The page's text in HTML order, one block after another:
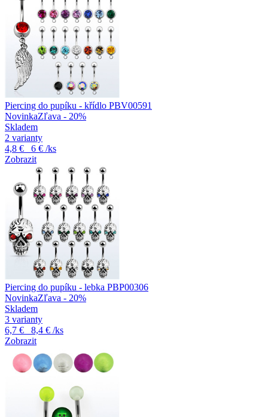
Piercing do pupíku - křídlo PBV00591
NovinkaZľava - 20%
Skladem
2 varianty
4,8 €
6 € /ks
Zobrazit
Piercing do pupíku - lebka PBP00306
NovinkaZľava - 20%
Skladem
3 varianty
6,7 €
8,4 € /ks
Zobrazit